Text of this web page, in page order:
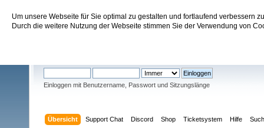
Um unsere Webseite für Sie optimal zu gestalten und fortlaufend verbessern
Durch die weitere Nutzung der Webseite stimmen Sie der Verwendung von
Sundtek Support Forum
Einloggen mit Benutzername, Passwort und Sitzungslänge
Übersicht Support Chat Discord Shop Ticketsystem Hilfe